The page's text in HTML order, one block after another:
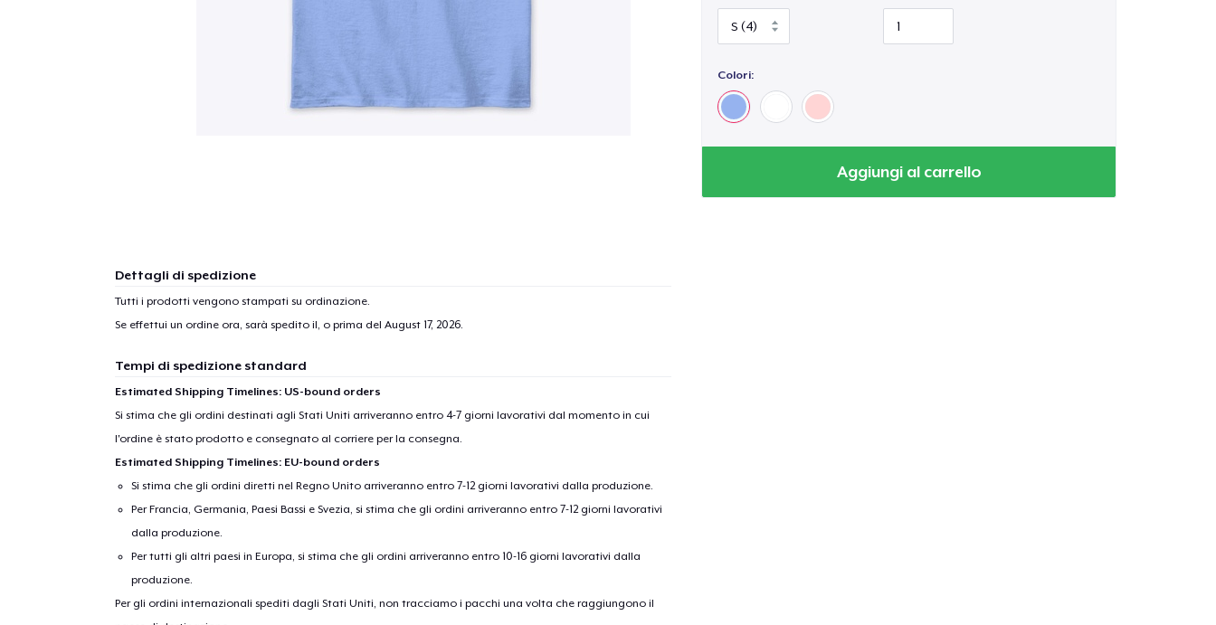
Colori:
Aggiungi al carrello
Dettagli di spedizione
Tutti i prodotti vengono stampati su ordinazione.
Se effettui un ordine ora, sarà spedito il, o prima del August 17, 2026.
Tempi di spedizione standard
Estimated Shipping Timelines: US-bound orders
Si stima che gli ordini destinati agli Stati Uniti arriveranno entro 4-7 giorni lavorativi dal momento in cui
l'ordine è stato prodotto e consegnato al corriere per la consegna.
Estimated Shipping Timelines: EU-bound orders
Si stima che gli ordini diretti nel Regno Unito arriveranno entro 7-12 giorni lavorativi dalla produzione.
Per Francia, Germania, Paesi Bassi e Svezia, si stima che gli ordini arriveranno entro 7-12 giorni lavorativi
dalla produzione.
Per tutti gli altri paesi in Europa, si stima che gli ordini arriveranno entro 10-16 giorni lavorativi dalla
produzione.
Per gli ordini internazionali spediti dagli Stati Uniti, non tracciamo i pacchi una volta che raggiungono il